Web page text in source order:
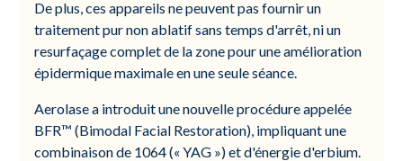
De plus, ces appareils ne peuvent pas fournir un
traitement pur non ablatif sans temps d'arrêt, ni un
resurfaçage complet de la zone pour une amélioration
épidermique maximale en une seule séance.
Aerolase a introduit une nouvelle procédure appelée
BFR™ (Bimodal Facial Restoration), impliquant une
combinaison de 1064 (« YAG ») et d'énergie d'erbium.